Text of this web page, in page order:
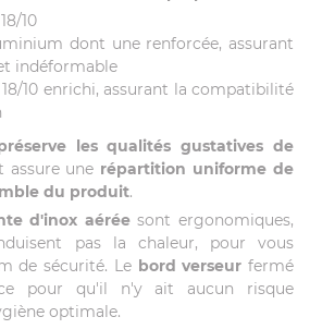
10
dont une renforcée, assurant
indéformable
10 enrichi, assurant la compatibilité
les qualités gustatives de
une répartition uniforme de
du produit.
d'inox aéréesont ergonomiques,
pas la chaleur, pour vous
de sécurité. Lebord verseur fermé
pour qu'il n'y ait aucun risque
optimale.